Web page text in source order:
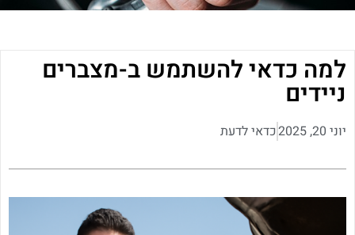
למה כדאי להשתמש ב-מצברים
ניידים
יוני 20, 2025 כדאי לדעת